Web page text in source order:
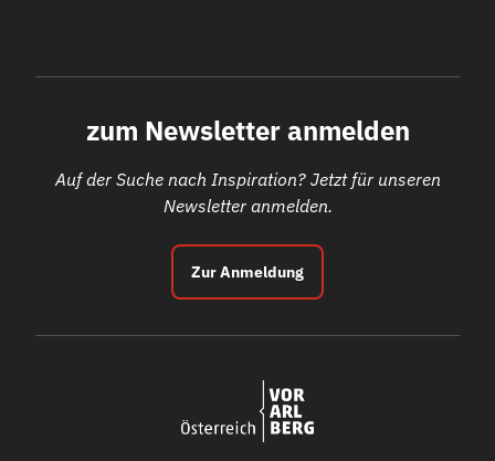
zum Newsletter anmelden
Auf der Suche nach Inspiration? Jetzt für unseren
Newsletter anmelden.
Zur Anmeldung